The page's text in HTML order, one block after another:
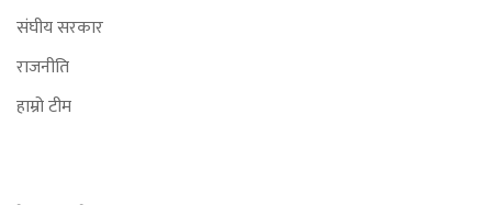
संघीय सरकार
राजनीति
हाम्रो टीम